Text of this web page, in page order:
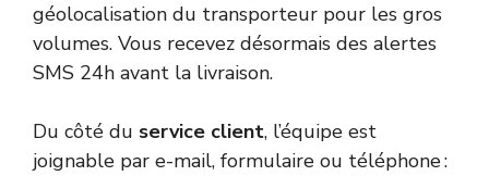
géolocalisation du transporteur pour les gros
volumes. Vous recevez désormais des alertes
SMS 24h avant la livraison.
Du côté du service client, l’équipe est
joignable par e-mail, formulaire ou téléphone :